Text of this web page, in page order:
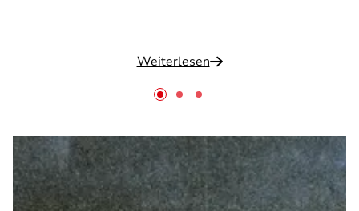
Weiterlesen